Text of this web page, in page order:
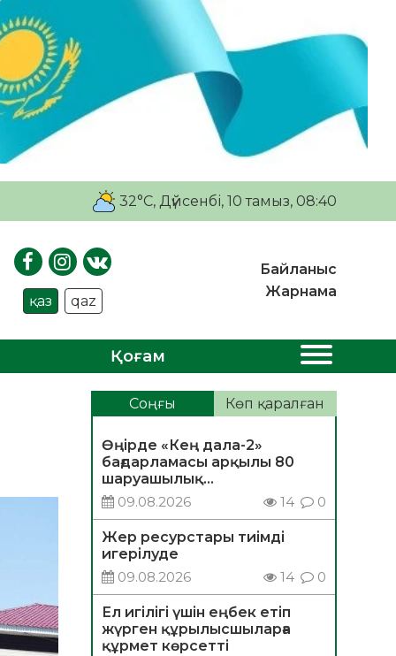
32°C, Дүйсенбі, 10 тамыз, 08:40
қаз qaz
Байланыс
Жарнама
Қоғам
Соңғы Көп қаралған
Өңірде «Кең дала-2»
бағдарламасы арқылы 80
шаруашылық
қаржыландырылды
09.08.2026 14 0
Жер ресурстары тиімді
игерілуде
09.08.2026
14 0
Ел игілігі үшін еңбек етіп
жүрген құрылысшыларға
құрмет көрсетті